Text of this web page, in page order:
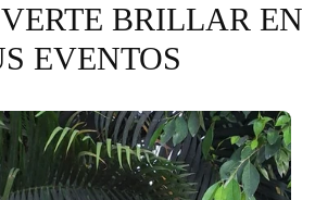
BRILLAR EN
EVENTOS